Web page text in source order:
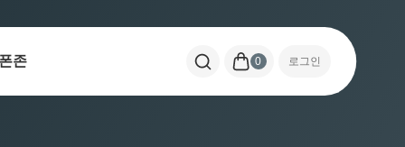
존 0 로그인